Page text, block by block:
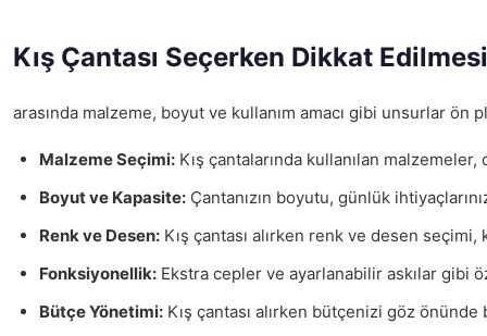
Kış Çantası Seçerken Dikkat
arasında malzeme, boyut ve kullanım amacı gibi unsurlar ön
Malzeme Seçimi: Kış çantalarında kullanılan
Boyut ve Kapasite: Çantanızın boyutu, günlük
Renk ve Desen: Kış çantası alırken renk ve desen seçimi,
Fonksiyonellik: Ekstra cepler ve ayarlanabilir askılar gibi
Bütçe Yönetimi: Kış çantası alırken bütçenizi göz